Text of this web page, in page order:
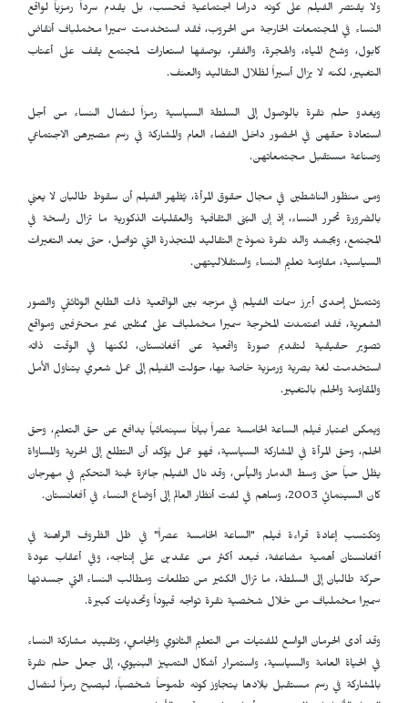
ولا يقتصر الفيلم على كونه دراما اجتماعية فحسب، بل يقدم سرداً رمزياً لواقع
النساء في المجتمعات الخارجة من الحروب، فقد استخدمت سميرا مخملباف أنقاض
كابول، وشحّ المياه، والهجرة، والفقر، بوصفها استعارات لمجتمع يقف على أعتاب
التغيير، لكنه لا يزال أسيراً لظلال التقاليد والعنف.
ويغدو حلم نقرة بالوصول إلى السلطة السياسية رمزاً لنضال النساء من أجل
استعادة حقهن في الحضور داخل الفضاء العام والمشاركة في رسم مصيرهن الاجتماعي
وصناعة مستقبل مجتمعاتهن.
ومن منظور الناشطين في مجال حقوق المرأة، يُظهر الفيلم أن سقوط طالبان لا يعني
بالضرورة تحرر النساء، إذ إن البُنى الثقافية والعقليات الذكورية ما تزال راسخة في
المجتمع، ويجسّد والد نقرة نموذج التقاليد المتجذرة التي تواصل، حتى بعد التغيرات
السياسية، مقاومة تعليم النساء واستقلاليتهن.
وتتمثل إحدى أبرز سمات الفيلم في مزجه بين الواقعية ذات الطابع الوثائقي والصور
الشعرية، فقد اعتمدت المخرجة سميرا مخملباف على ممثلين غير محترفين ومواقع
تصوير حقيقية لتقديم صورة واقعية عن أفغانستان، لكنها في الوقت ذاته
استخدمت لغة بصرية ورمزية خاصة بها، حوّلت الفيلم إلى عمل شعري يتناول الأمل
والمقاومة والحلم بالتغيير.
ويمكن اعتبار فيلم الساعة الخامسة عصراً بياناً سينمائياً يدافع عن حق التعليم، وحق
الحلم، وحق المرأة في المشاركة السياسية، فهو عمل يؤكد أن التطلع إلى الحرية والمساواة
يظل حياً حتى وسط الدمار واليأس، وقد نال الفيلم جائزة لجنة التحكيم في مهرجان
كان السينمائي 2003، وساهم في لفت أنظار العالم إلى أوضاع النساء في أفغانستان.
وتكتسب إعادة قراءة فيلم "الساعة الخامسة عصراً" في ظل الظروف الراهنة في
أفغانستان أهمية مضاعفة، فبعد أكثر من عقدين على إنتاجه، وفي أعقاب عودة
حركة طالبان إلى السلطة، ما تزال الكثير من تطلعات ومطالب النساء التي جسدتها
سميرا مخملباف من خلال شخصية نقرة تواجه قيوداً وتحديات كبيرة.
وقد أدى الحرمان الواسع للفتيات من التعليم الثانوي والجامعي، وتقييد مشاركة النساء
في الحياة العامة والسياسية، واستمرار أشكال التمييز البنيوي، إلى جعل حلم نقرة
بالمشاركة في رسم مستقبل بلادها يتجاوز كونه طموحاً شخصياً، ليصبح رمزاً لنضال